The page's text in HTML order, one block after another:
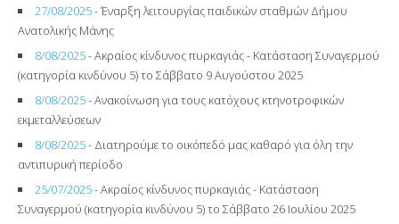
27/08/2025- Έναρξη λειτουργίας παιδικών σταθμών Δήμου
Ανατολικής Μάνης
8/08/2025- Ακραίος κίνδυνος πυρκαγιάς - Κατάσταση Συναγερμού
(κατηγορία κινδύνου 5) το Σάββατο 9 Aυγούστου 2025
8/08/2025- Ανακοίνωση για τους κατόχους κτηνοτροφικών
εκμεταλλεύσεων
8/08/2025- Διατηρούμε το οικόπεδό μας καθαρό για όλη την
αντιπυρική περίοδο
25/07/2025- Ακραίος κίνδυνος πυρκαγιάς - Κατάσταση
Συναγερμού (κατηγορία κινδύνου 5) το Σάββατο 26 Ιουλίου 2025